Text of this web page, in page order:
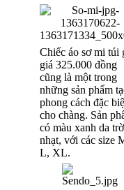
Chiếc áo sơ mi túi
giá 325.000 đồng
cũng là một trong
những sản phẩm
phong cách đặc
cho chàng. Sản
có màu xanh da
nhạt, với các size
L, XL.